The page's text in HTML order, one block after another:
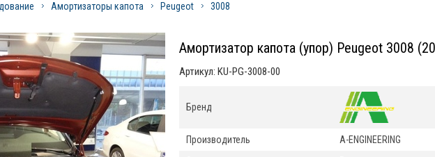
Амортизаторы капота Peugeot 3008
Амортизатор капота (упор) Peugeot 3008
Артикул: KU-PG-3008-00
Бренд
Производитель
A-ENGINEERING